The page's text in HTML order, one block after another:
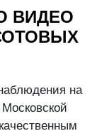
ВИДЕО
на